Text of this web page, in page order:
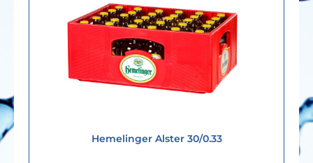
Hemelinger Alster 30/0.33